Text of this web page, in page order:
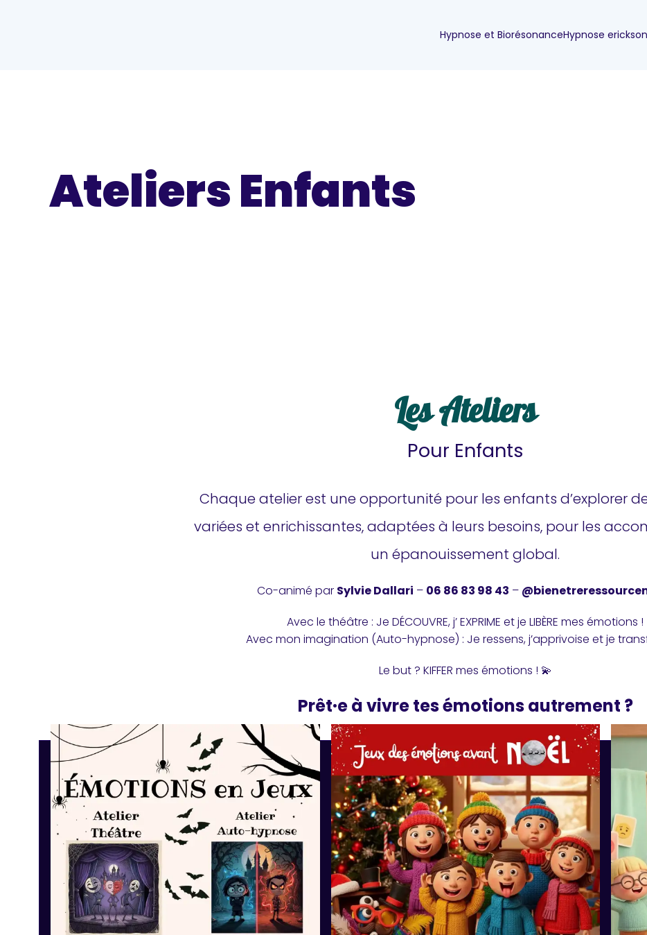
Hypnose et BiorésonanceHypnose
Ateliers Enfants
Les Ateliers
Pour Enfants
Chaque atelier est une opportunité pour les enfants d’explorer
variées et enrichissantes, adaptées à leurs besoins, pour les
un épanouissement global.
Co-animé par Sylvie Dallari – 06 86 83 98 43 –
Avec le théâtre : Je DÉCOUVRE, j’ EXPRIME et je LIBÈRE mes émotions !
Avec mon imagination (Auto-hypnose) : Je ressens, j’apprivoise et je
Le but ? KIFFER mes émotions ! 💫
Prêt·e à vivre tes émotions autrement ?